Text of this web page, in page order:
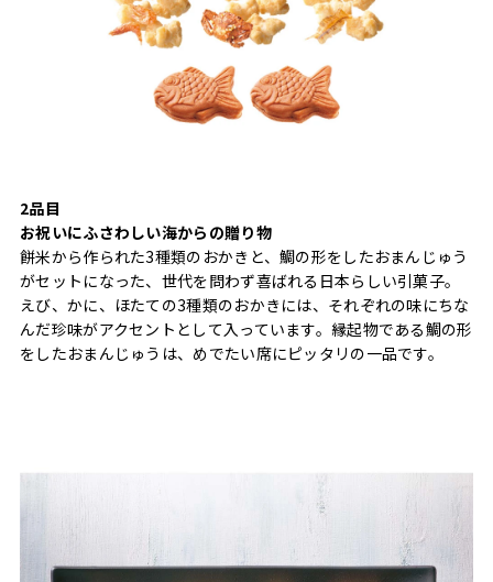
2品目
お祝いにふさわしい海からの贈り物
餅米から作られた3種類のおかきと、鯛の形をしたおまんじゅう
がセットになった、世代を問わず喜ばれる日本らしい引菓子。
えび、かに、ほたての3種類のおかきには、それぞれの味にちな
んだ珍味がアクセントとして入っています。縁起物である鯛の形
をしたおまんじゅうは、めでたい席にピッタリの一品です。